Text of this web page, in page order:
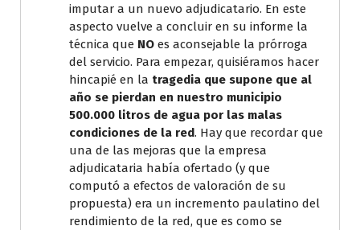
imputar a un nuevo adjudicatario. En este
aspecto vuelve a concluir en su informe la
técnica que NO es aconsejable la prórroga
del servicio. Para empezar, quisiéramos hacer
hincapié en la tragedia que supone que al
año se pierdan en nuestro municipio
500.000 litros de agua por las malas
condiciones de la red. Hay que recordar que
una de las mejoras que la empresa
adjudicataria había ofertado (y que
computó a efectos de valoración de su
propuesta) era un incremento paulatino del
rendimiento de la red, que es como se